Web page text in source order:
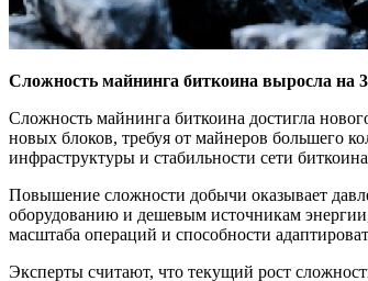
Сложность майнинга биткоина выросла на
Сложность майнинга биткоина достигла
новых блоков, требуя от майнеров большего
инфраструктуры и стабильности сети
Повышение сложности добычи оказывает
оборудованию и дешевым источникам
масштаба операций и способности
Эксперты считают, что текущий рост